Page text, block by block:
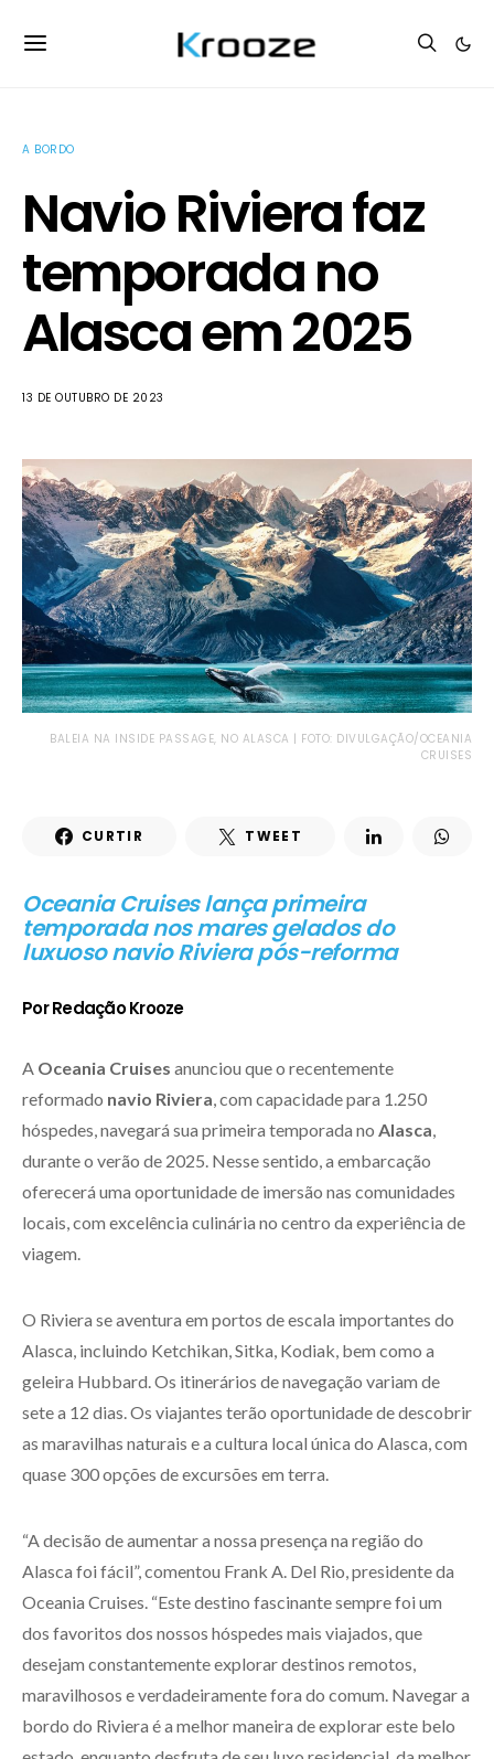
A BORDO
Navio Riviera faz
temporada no
Alasca em 2025
13 DE OUTUBRO DE 2023
BALEIA NA INSIDE PASSAGE, NO ALASCA | FOTO: DIVULGAÇÃO/OCEANIA
CRUISES
CURTIR TWEET
Oceania Cruises lança primeira
temporada nos mares gelados do
luxuoso navio Riviera pós-reforma
Por Redação Krooze
A Oceania Cruises anunciou que o recentemente
reformado navio Riviera , com capacidade para 1.250
hóspedes, navegará sua primeira temporada no Alasca
durante o verão de 2025. Nesse sentido, a embarcação
oferecerá uma oportunidade de imersão nas comunidades
locais, com excelência culinária no centro da experiência de
viagem.
O Riviera se aventura em portos de escala importantes do
Alasca, incluindo Ketchikan, Sitka, Kodiak, bem como a
geleira Hubbard. Os itinerários de navegação variam de
sete a 12 dias. Os viajantes terão oportunidade de descobrir
as maravilhas naturais e a cultura local única do Alasca, com
quase 300 opções de excursões em terra.
“A decisão de aumentar a nossa presença na região do
Alasca foi fácil”, comentou Frank A. Del Rio, presidente da
Oceania Cruises. “Este destino fascinante sempre foi um
dos favoritos dos nossos hóspedes mais viajados, que
desejam constantemente explorar destinos remotos,
maravilhosos e verdadeiramente fora do comum. Navegar a
bordo do Riviera é a melhor maneira de explorar este belo